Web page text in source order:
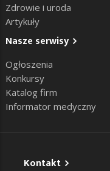
Zdrowie i uroda
Artykuły
Nasze serwisy
Ogłoszenia
Konkursy
Katalog firm
Informator medyczny
Kontakt